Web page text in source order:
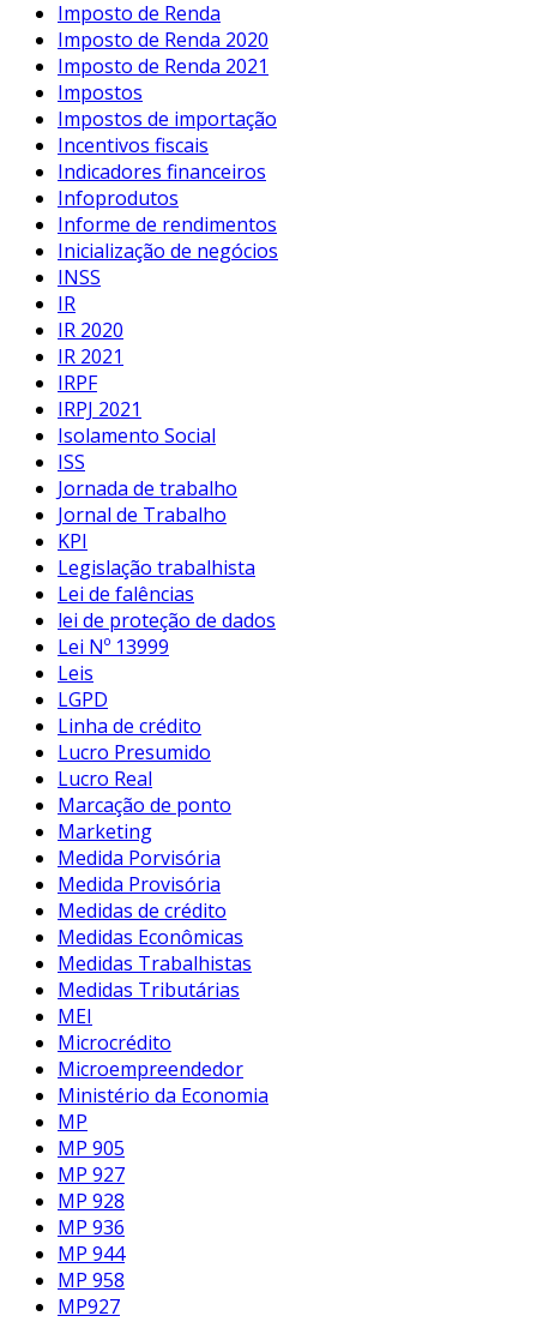
Imposto de Renda
Imposto de Renda 2020
Imposto de Renda 2021
Impostos
Impostos de importação
Incentivos fiscais
Indicadores financeiros
Infoprodutos
Informe de rendimentos
Inicialização de negócios
INSS
IR
IR 2020
IR 2021
IRPF
IRPJ 2021
Isolamento Social
ISS
Jornada de trabalho
Jornal de Trabalho
KPI
Legislação trabalhista
Lei de falências
lei de proteção de dados
Lei Nº 13999
Leis
LGPD
Linha de crédito
Lucro Presumido
Lucro Real
Marcação de ponto
Marketing
Medida Porvisória
Medida Provisória
Medidas de crédito
Medidas Econômicas
Medidas Trabalhistas
Medidas Tributárias
MEI
Microcrédito
Microempreendedor
Ministério da Economia
MP
MP 905
MP 927
MP 928
MP 936
MP 944
MP 958
MP927